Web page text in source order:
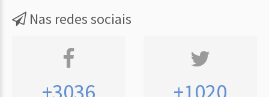
Nas redes sociais